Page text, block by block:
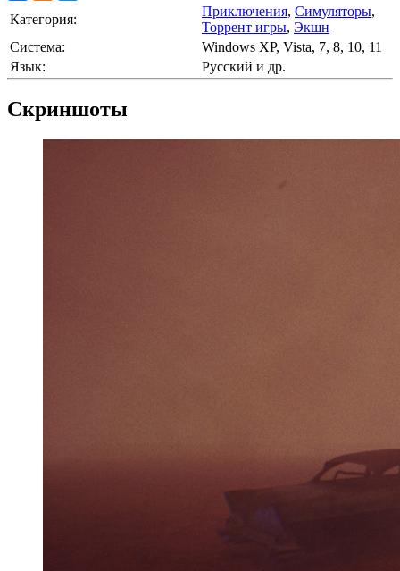
Категория:
Приключения, Симуляторы,
Торрент игры, Экшн
Cистема:
Windows XP, Vista, 7, 8, 10, 11
Язык:
Русский и др.
Скриншоты